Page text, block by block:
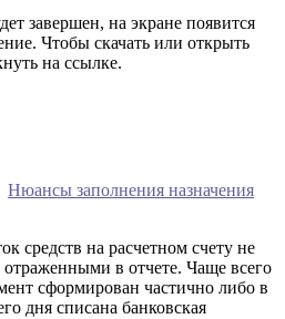
завершен, на экране появится
Чтобы скачать или открыть
на ссылке.
Нюансы заполнения назначения
средств на расчетном счету не
отраженными в отчете. Чаще всего
сформирован частично либо в
дня списана банковская